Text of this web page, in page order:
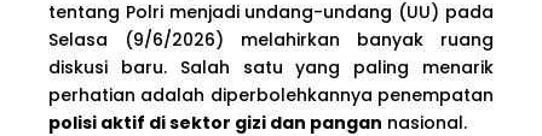
tentang Polri menjadi undang-undang (UU) pada
Selasa (9/6/2026) melahirkan banyak ruang
diskusi baru. Salah satu yang paling menarik
perhatian adalah diperbolehkannya penempatan
polisi aktif di sektor gizi dan pangan nasional.